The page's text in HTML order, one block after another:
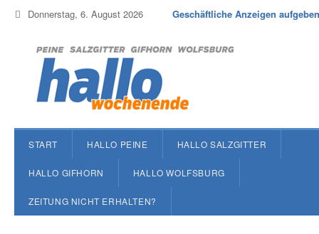
Donnerstag, 6. August 2026 Geschäftliche Anzeigen aufgeben
START HALLO PEINE HALLO SALZGITTER
HALLO GIFHORN HALLO WOLFSBURG
ZEITUNG NICHT ERHALTEN?